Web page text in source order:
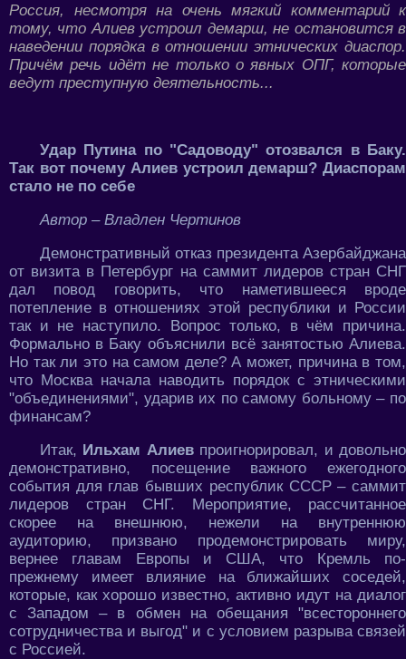
Россия, несмотря на очень мягкий комментарий к
тому, что Алиев устроил демарш, не остановится в
наведении порядка в отношении этнических диаспор.
Причём речь идёт не только о явных ОПГ, которые
ведут преступную деятельность...
Удар Путина по "Садоводу" отозвался в Баку.
Так вот почему Алиев устроил демарш? Диаспорам
стало не по себе
Автор – Владлен Чертинов
Демонстративный отказ президента Азербайджана
от визита в Петербург на саммит лидеров стран СНГ
дал повод говорить, что наметившееся вроде
потепление в отношениях этой республики и России
так и не наступило. Вопрос только, в чём причина.
Формально в Баку объяснили всё занятостью Алиева.
Но так ли это на самом деле? А может, причина в том,
что Москва начала наводить порядок с этническими
"объединениями", ударив их по самому больному – по
финансам?
Итак, Ильхам Алиевпроигнорировал, и довольно
демонстративно, посещение важного ежегодного
события для глав бывших республик СССР – саммит
лидеров стран СНГ. Мероприятие, рассчитанное
скорее на внешнюю, нежели на внутреннюю
аудиторию, призвано продемонстрировать миру,
вернее главам Европы и США, что Кремль по-
прежнему имеет влияние на ближайших соседей,
которые, как хорошо известно, активно идут на диалог
с Западом – в обмен на обещания "всестороннего
сотрудничества и выгод" и с условием разрыва связей
с Россией.